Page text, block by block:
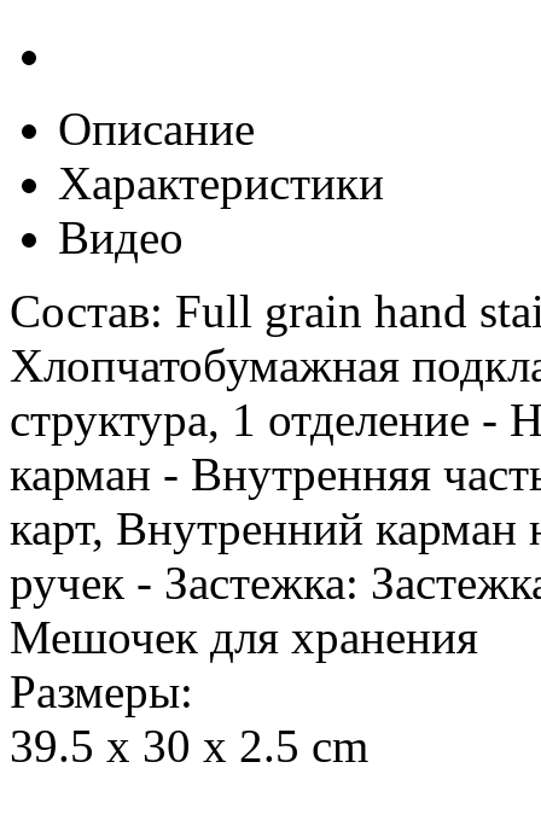
Описание
Характеристики
Видео
Состав: Full grain hand
Хлопчатобумажная
структура, 1 отделение -
карман - Внутренняя
карт, Внутренний
ручек - Застежка:
Мешочек для хранения
Размеры:
39.5 x 30 x 2.5 cm